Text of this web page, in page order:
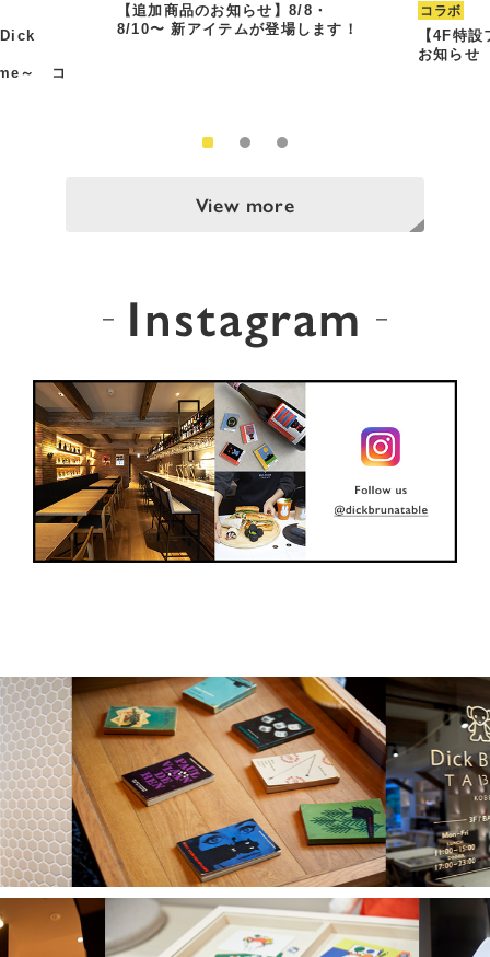
～ コ
【追加商品のお知らせ】8/8・
8/10〜 新アイテムが登場します！
コラボ
【4F特
お知らせ
View more
Instagram